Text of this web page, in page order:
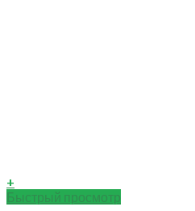
+
Быстрый просмотр